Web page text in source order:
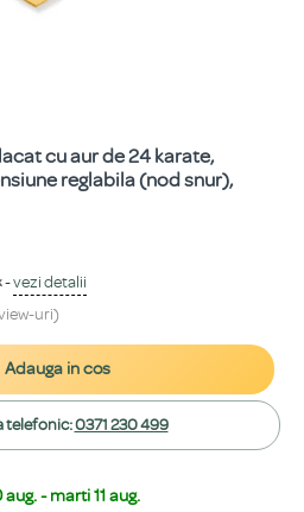
cu aur de 24 karate,
reglabila (nod snur),
-vezi detalii
uri)
aug. - marti 11 aug.
Adauga in cos
telefonic:0371 230 499